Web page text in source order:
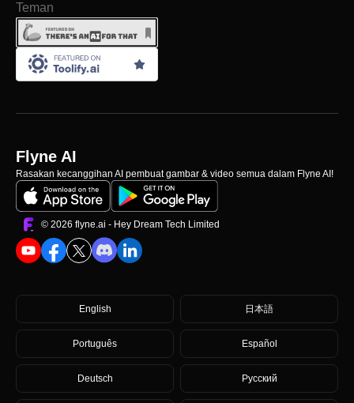
Teman
Flyne AI
Rasakan kecanggihan AI pembuat gambar & video semua dalam Flyne AI!
©️ 2026 flyne.ai - Hey Dream Tech Limited
English 日本語
Português Español
Deutsch Русский